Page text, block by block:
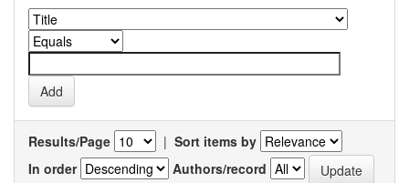
Results/Page | Sort items by
In order
Authors/record